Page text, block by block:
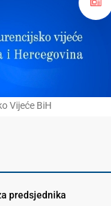
Vijeće BiH
predsjednika